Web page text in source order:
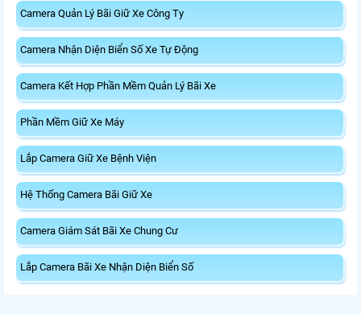
Camera Quản Lý Bãi Giữ Xe Công Ty
Camera Nhận Diện Biển Số Xe Tự Động
Camera Kết Hợp Phần Mềm Quản Lý Bãi Xe
Phần Mềm Giữ Xe Máy
Lắp Camera Giữ Xe Bệnh Viện
Hệ Thống Camera Bãi Giữ Xe
Camera Giám Sát Bãi Xe Chung Cư
Lắp Camera Bãi Xe Nhận Diện Biển Số